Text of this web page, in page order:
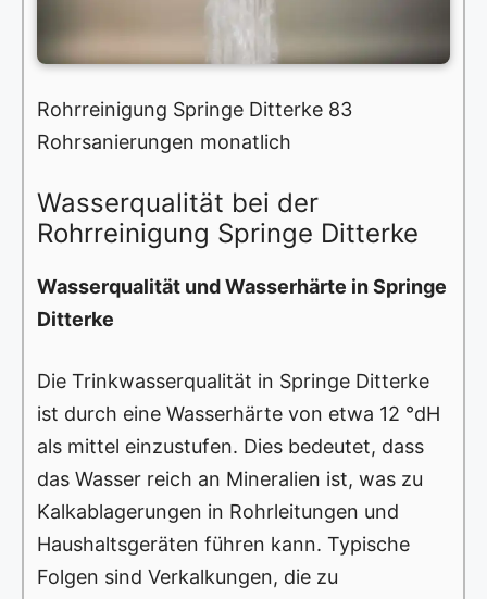
Rohrreinigung Springe Ditterke 83
Rohrsanierungen monatlich
Wasserqualität bei der
Rohrreinigung Springe Ditterke
Wasserqualität und Wasserhärte in Springe
Ditterke
Die Trinkwasserqualität in Springe Ditterke
ist durch eine Wasserhärte von etwa 12 °dH
als mittel einzustufen. Dies bedeutet, dass
das Wasser reich an Mineralien ist, was zu
Kalkablagerungen in Rohrleitungen und
Haushaltsgeräten führen kann. Typische
Folgen sind Verkalkungen, die zu